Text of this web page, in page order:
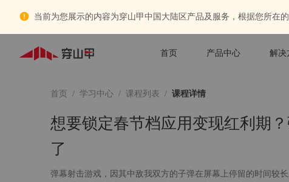
当前为您展示的内容为穿山甲中国大陆区产品及服务，根据您所在
首页 产品中心 解决
首页 / 学习中心 / 课程列表 / 课程详情
想要锁定春节档应用变现红利期
了
弹幕射击游戏，因其中敌我双方的子弹在屏幕上停留的时间较